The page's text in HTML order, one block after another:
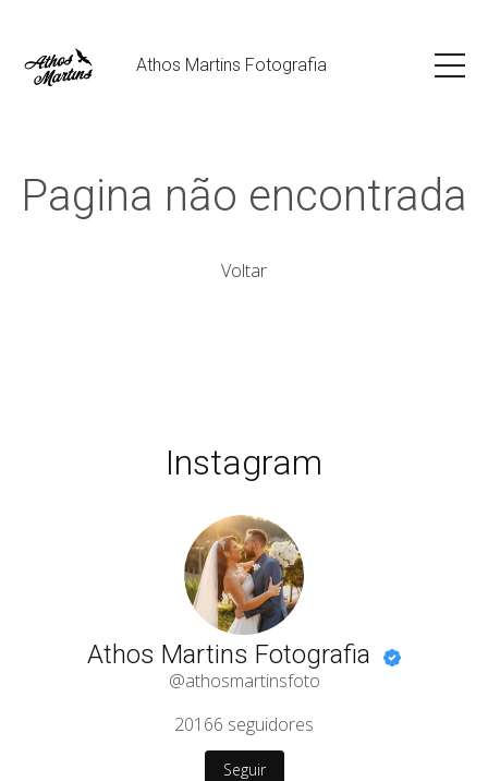
Athos Martins Fotografia
Pagina não encontrada
Voltar
Instagram
Athos Martins Fotografia
@athosmartinsfoto
20166 seguidores
Seguir